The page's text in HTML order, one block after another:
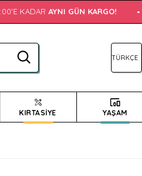
KADAR AYNI GÜN KARGO!
KIRTASİYE YAŞAM